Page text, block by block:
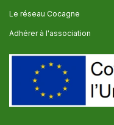
Le réseau Cocagne
Adhérer à l'association